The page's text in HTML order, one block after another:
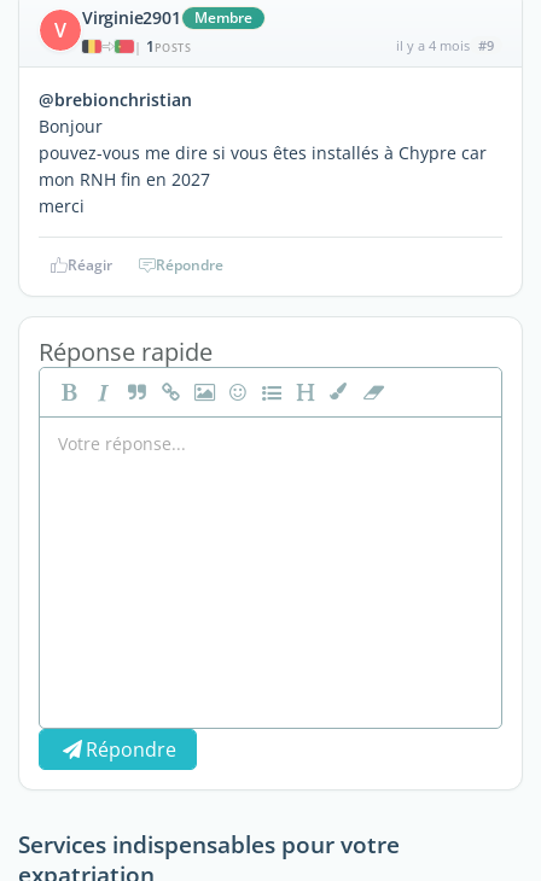
V Virginie2901 Membre
| 1 POSTS il y a 4 mois #9
@brebionchristian
Bonjour
pouvez-vous me dire si vous êtes installés à Chypre car
mon RNH fin en 2027
merci
Réagir Répondre
Réponse rapide
Répondre
Services indispensables pour votre
expatriation